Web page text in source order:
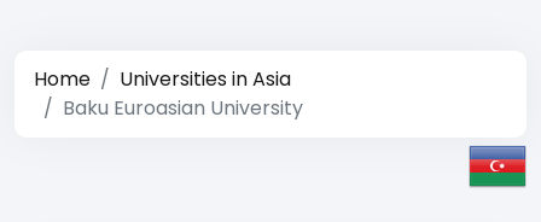
Home
Universities in Asia
Baku Euroasian University